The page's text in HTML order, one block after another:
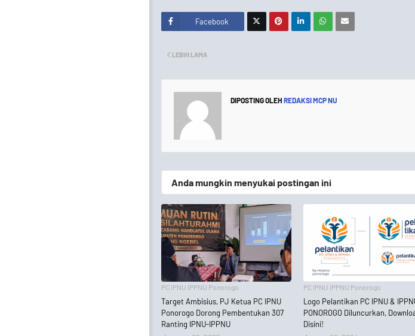
Facebook
LEBIH LAMA
DIPOSTING OLEH REDAKSI MCP NU
Anda mungkin menyukai postingan ini
PC IPNU IPPNU Ponorogo
Target Ambisius, PJ Ketua PC IPNU
Ponorogo Dorong Pembentukan 307
Ranting IPNU-IPPNU
PC IPNU IPPNU Ponorogo
Logo Pelantikan PC IPNU &
PONOROGO Diluncurkan,
Disini!